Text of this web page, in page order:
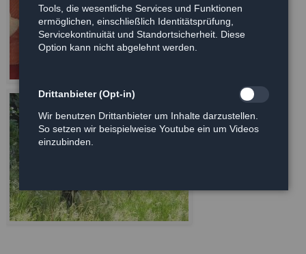
Tools, die wesentliche Services und Funktionen
ermöglichen, einschließlich Identitätsprüfung,
Servicekontinuität und Standortsicherheit. Diese
Option kann nicht abgelehnt werden.
Drittanbieter (Opt-in)
Wir benutzen Drittanbieter um Inhalte darzustellen.
So setzen wir beispielweise Youtube ein um Videos
einzubinden.